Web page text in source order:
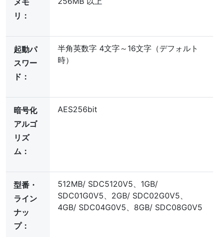
メモ
リ：
起動パ
スワー
ド：
半角英数字 4文字～16文字（デフォルト
時）
暗号化
アルゴ
リズ
ム：
AES256bit
型番・
ライン
ナッ
プ：
512MB/ SDC5120V5、1GB/
SDC01G0V5、2GB/ SDC02G0V5、
4GB/ SDC04G0V5、8GB/ SDC08G0V5